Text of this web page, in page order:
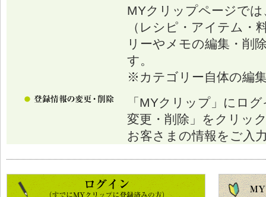
MYクリップページで
（レシピ・アイテム・
リーやメモの編集・削
す。
※カテゴリー自体の編
「MYクリップ」にロ
変更・削除」をクリッ
お客さまの情報をご入